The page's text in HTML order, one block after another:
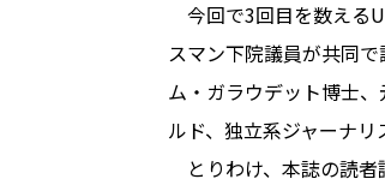
今回で3回目を数える
スマン下院議員が共同
ム・ガラウデット博士
ルド、独立系ジャーナリ
とりわけ、本誌の読者